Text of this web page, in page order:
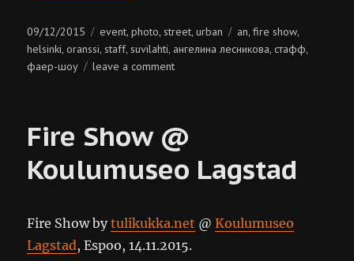
Posted
on
09/12/2015 Categories
event,photo, street,urban Tags
an,fire show,
helsinki,oranssi, staff, suvilahti, ангелина лесникова,стафф,
фаер-шоу leave a commenton
2015
Fire Show @
Koulumuseo Lagstad
Fire Show bytulikukka.net @Koulumuseo
Lagstad, Espoo, 14.11.2015.